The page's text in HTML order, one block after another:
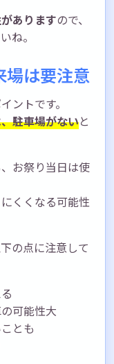
ありますので、
ね。
場は要注意
ントです。
駐車場がないと
お祭り当日は使
くくなる可能性
の点に注意して
可能性大
とも